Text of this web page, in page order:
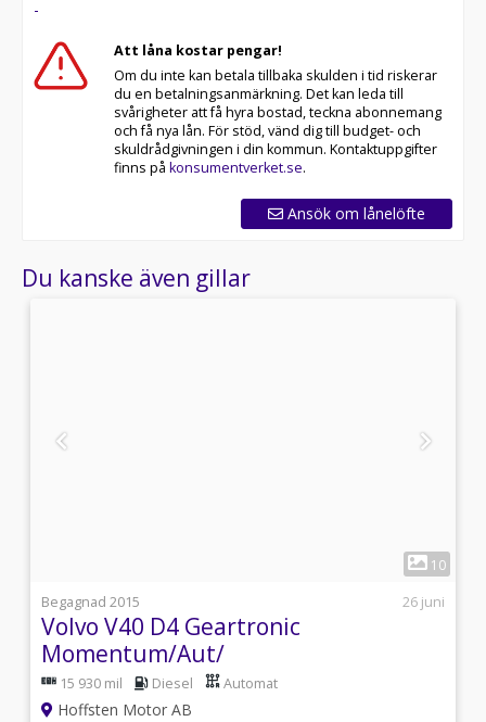
-
Att låna kostar pengar!
Om du inte kan betala tillbaka skulden i tid riskerar
du en betalningsanmärkning. Det kan leda till
svårigheter att få hyra bostad, teckna abonnemang
och få nya lån. För stöd, vänd dig till budget- och
skuldrådgivningen i din kommun. Kontaktuppgifter
finns på konsumentverket.se.
Ansök om lånelöfte
Du kanske även gillar
10
Begagnad 2015
26 juni
Volvo V40 D4 Geartronic
Momentum/Aut/
15 930 mil Diesel Automat
Hoffsten Motor AB